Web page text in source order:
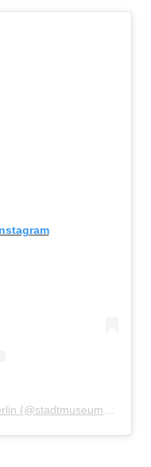
A post shared by Stadtmuseum Berlin (@stadtmuseumberlin)